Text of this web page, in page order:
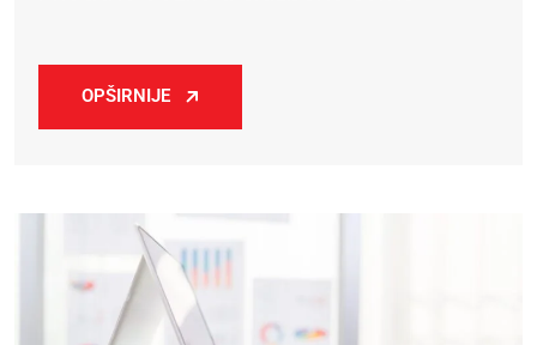
OPŠIRNIJE